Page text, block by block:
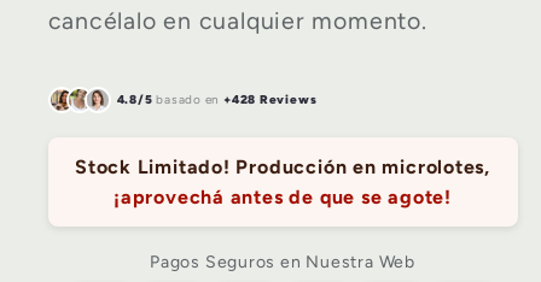
cancélalo en cualquier momento.
4.8/5 basado en +428 Reviews
Stock Limitado! Producción en microlotes,
¡aprovechá antes de que se agote!
Pagos Seguros en Nuestra Web